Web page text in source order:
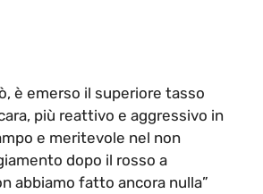
è emerso il superiore tasso
più reattivo e aggressivo in
e meritevole nel non
dopo il rosso a
abbiamo fatto ancora nulla”